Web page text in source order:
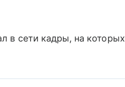
в сети кадры, на